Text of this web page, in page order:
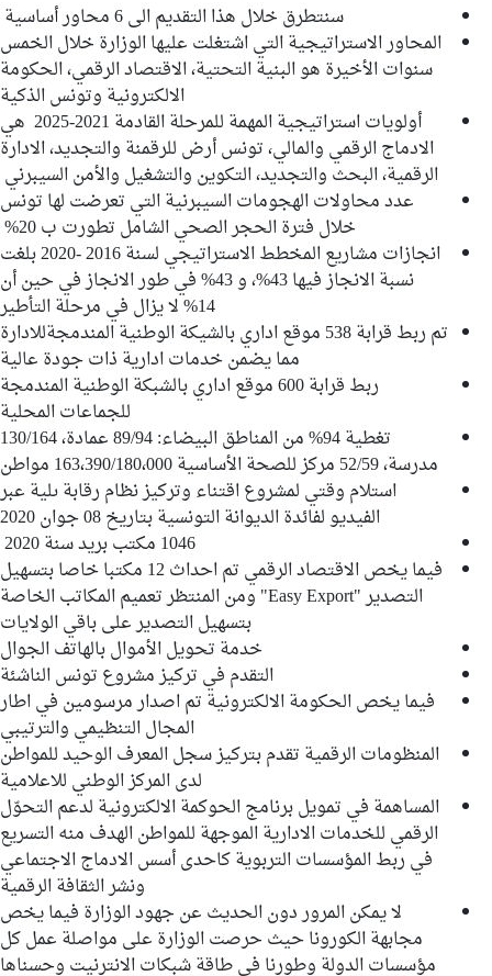
سنتطرق خلال هذا التقديم الى 6 محاور أساسية
المحاور الاستراتيجية التي اشتغلت عليها الوزارة خلال الخمس
سنوات الأخيرة هو البنية التحتية، الاقتصاد الرقمي، الحكومة
الالكترونية وتونس الذكية
أولويات استراتيجية المهمة للمرحلة القادمة 2021-2025 هي
الادماج الرقمي والمالي، تونس أرض للرقمنة والتجديد، الادارة
الرقمية، البحث والتجديد، التكوين والتشغيل والأمن السيبرني
عدد محاولات الهجومات السيبرنية التي تعرضت لها تونس
خلال فترة الحجر الصحي الشامل تطورت ب 20%
انجازات مشاريع المخطط الاستراتيجي لسنة 2016 -2020 بلغت
نسبة الانجاز فيها 43%، و 43% في طور الانجاز في حين أن
14% لا يزال في مرحلة التأطير
تم ربط قرابة 538 موقع اداري بالشيكة الوطنية المندمجةللادارة
مما يضمن خدمات ادارية ذات جودة عالية
ربط قرابة 600 موقع اداري بالشبكة الوطنية المندمجة
للجماعات المحلية
تغطية 94% من المناطق البيضاء: 89/94 عمادة، 130/164
مدرسة، 52/59 مركز للصحة الأساسية 163،390/180،000 مواطن
استلام وقتي لمشروع اقتناء وتركيز نظام رقابة ىلية عبر
الفيديو لفائدة الديوانة التونسية بتاريخ 08 جوان 2020
1046 مكتب بريد سنة 2020
فيما يخص الاقتصاد الرقمي تم احداث 12 مكتبا خاصا بتسهيل
التصدير "Easy Export" ومن المنتظر تعميم المكاتب الخاصة
بتسهيل التصدير على باقي الولايات
خدمة تحويل الأموال بالهاتف الجوال
التقدم في تركيز مشروع تونس الناشئة
فيما يخص الحكومة الالكترونية تم اصدار مرسومين في اطار
المجال التنظيمي والترتيبي
المنظومات الرقمية تقدم بتركيز سجل المعرف الوحيد للمواطن
لدى المركز الوطني للاعلامية
المساهمة في تمويل برنامج الحوكمة الالكترونية لدعم التحوّل
الرقمي للخدمات الادارية الموجهة للمواطن الهدف منه التسريع
في ربط المؤسسات التربوية كاحدى أسس الادماج الاجتماعي
ونشر الثقافة الرقمية
لا يمكن المرور دون الحديث عن جهود الوزارة فيما يخص
مجابهة الكورونا حيث حرصت الوزارة على مواصلة عمل كل
مؤسسات الدولة وطورنا في طاقة شبكات الانترنيت وحسناها